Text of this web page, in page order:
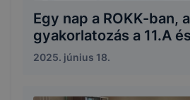
Egy nap a ROKK-ban,
gyakorlatozás a 11.A
2025. június 18.